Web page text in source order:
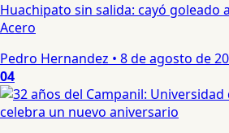
Huachipato sin salida: cayó goleado
Acero
Pedro Hernandez • 8 de agosto de
04